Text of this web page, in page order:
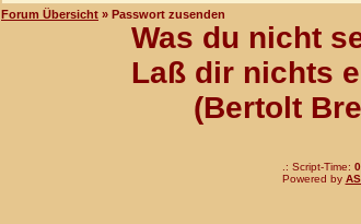
Forum Übersicht » Passwort zusenden
Was du nicht
Laß dir nichts
(Bertolt
.: Script-Time:
Powered by